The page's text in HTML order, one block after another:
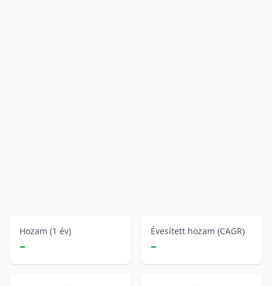
Hozam (1 év)
–
Évesített hozam (CAGR)
–